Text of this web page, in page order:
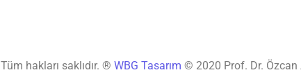
Tüm hakları saklıdır. ®WBG Tasarım© 2020 Prof. Dr. Özcan